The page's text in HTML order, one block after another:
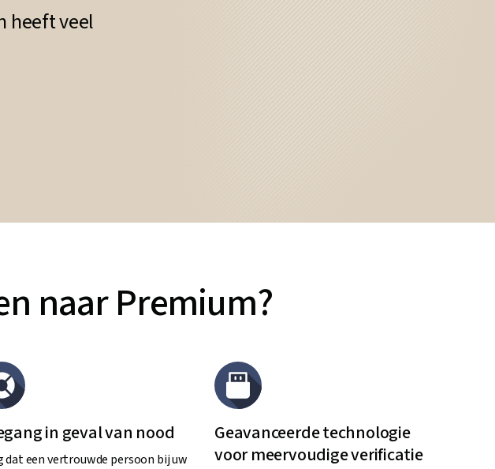
heeft veel
naar Premium?
in geval van nood
dat een vertrouwde persoon bij uw
Geavanceerde technologie
voor meervoudige verificatie